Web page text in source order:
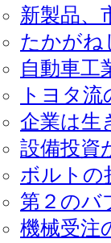
新製品、
たかがね
自動車工
トヨタ
企業は生
設備投資
ボルトの
第２のバ
機械受注